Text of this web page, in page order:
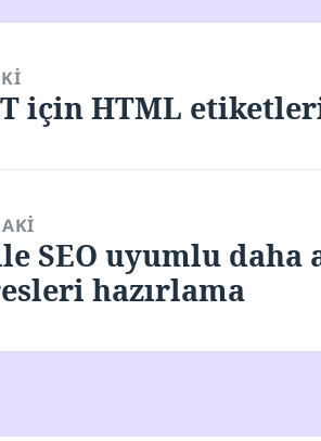
için HTML
SEO uyumlu daha
hazırlama